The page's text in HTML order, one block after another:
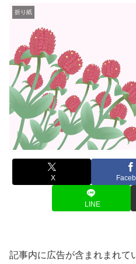
折り紙
X
LINE
記事内に広告が含まれまれて